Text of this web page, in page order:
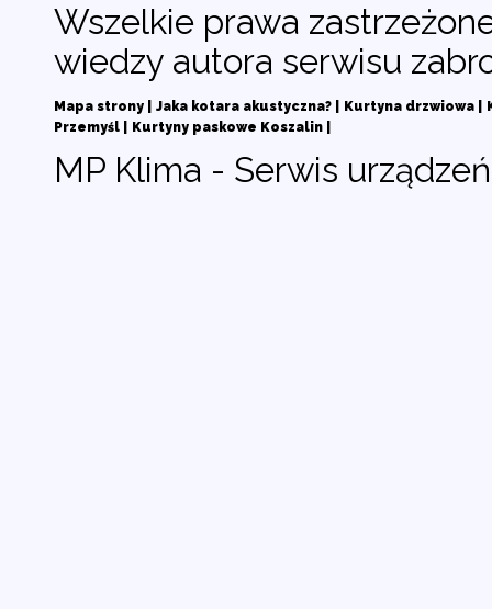
Wszelkie prawa
wiedzy autora serwisu
Mapa strony | Jaka kotara akustyczna? | Kurtyna drzwiowa |
Przemyśl |
Kurtyny paskowe Koszalin |
MP Klima - Serwis